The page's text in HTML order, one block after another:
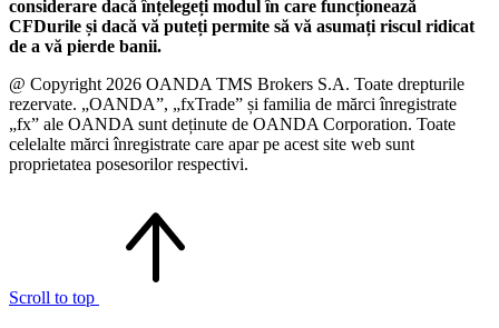
considerare dacă înțelegeți modul în care funcționează
CFDurile și dacă vă puteți permite să vă asumați riscul ridicat
de a vă pierde banii.
@ Copyright 2026 OANDA TMS Brokers S.A. Toate drepturile
rezervate. „OANDA”, „fxTrade” și familia de mărci înregistrate
„fx” ale OANDA sunt deținute de OANDA Corporation. Toate
celelalte mărci înregistrate care apar pe acest site web sunt
proprietatea posesorilor respectivi.
Scroll to top